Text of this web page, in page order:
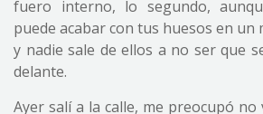
fuero interno, lo segundo,
puede acabar con tus huesos en un
y nadie sale de ellos a no ser que
delante.
Ayer salí a la calle, me preocupó